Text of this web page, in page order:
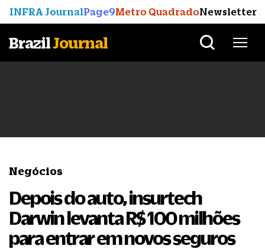
INFRA JournalPage9Metro QuadradoNewsletter
BrazilJournal
Negócios
Depois do auto, insurtech
Darwin levanta R$ 100 milhões
para entrar em novos seguros